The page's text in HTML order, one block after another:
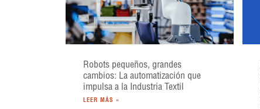
Robots pequeños, grandes
cambios: La automatización que
impulsa a la Industria Textil
LEER MÁS »